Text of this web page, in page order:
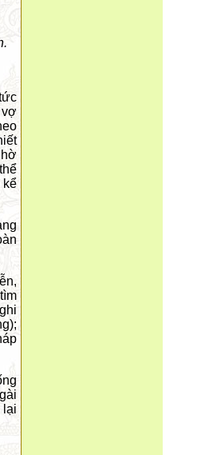
kể
lại